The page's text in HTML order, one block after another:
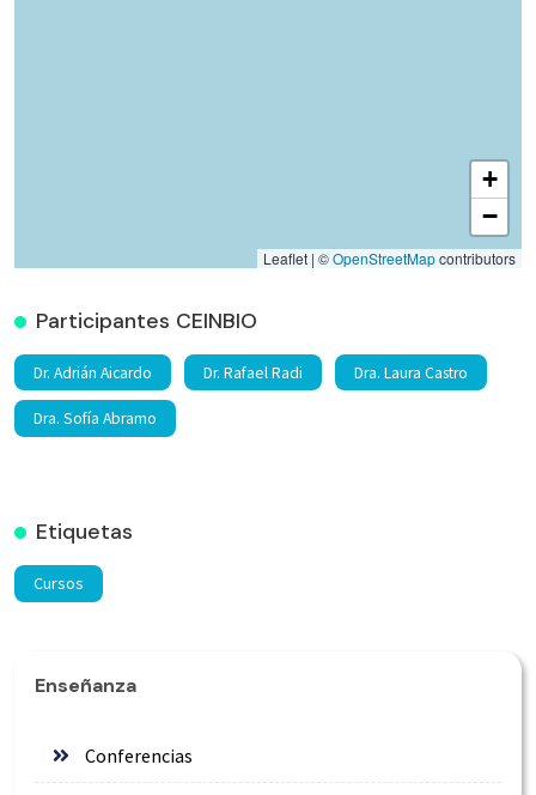
+
−
Leaflet | ©OpenStreetMapcontributors
Participantes CEINBIO
Dr. Adrián Aicardo Dr. Rafael Radi Dra. Laura Castro
Dra. Sofía Abramo
Etiquetas
Cursos
Enseñanza
Conferencias